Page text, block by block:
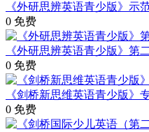
《外研思辨英语青少版》示
0 免费
《外研思辨英语青少版》第
0 免费
《剑桥新思维英语青少版》
0 免费